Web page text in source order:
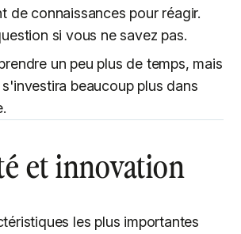
de connaissances pour réagir.
si vous ne savez pas.
un peu plus de temps, mais
beaucoup plus dans
et innovation
les plus importantes